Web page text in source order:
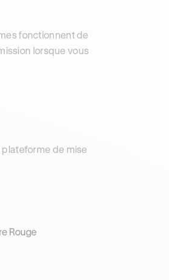
fonctionnent de
lorsque vous
de mise